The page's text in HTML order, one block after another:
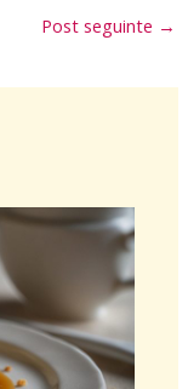
Post seguinte →